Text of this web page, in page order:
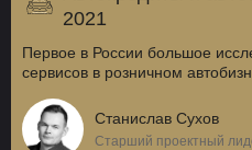
2021
Первое в России большое
сервисов в розничном
Станислав Сухов
Старший проектный